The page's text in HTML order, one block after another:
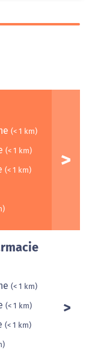
(< 1 km)
(< 1 km)
(< 1 km)
(< 1 km)
(< 1 km)
(< 1 km)